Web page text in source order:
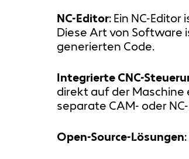
NC-Editor: Ein NC-
Diese Art von Software
generierten Code.
Integrierte CNC-
direkt auf der
separate CAM- oder
Open-Source-Lösungen